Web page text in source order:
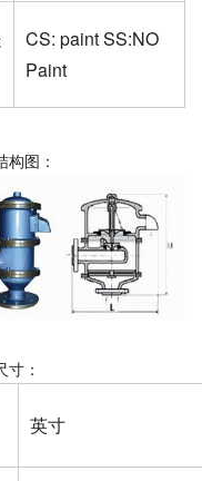
CS: paint SS:NO
Paint
图：
寸：
英寸